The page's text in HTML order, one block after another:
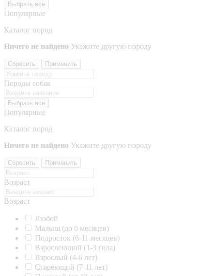
Выбрать все
Популярные
Каталог пород
Ничего не найдено Укажите другую породу
Сбросить Применить
Породы собак
Выбрать все
Популярные
Каталог пород
Ничего не найдено Укажите другую породу
Сбросить Применить
Возраст
Возраст
Любой
Малыш (до 6 месяцев)
Подросток (6-11 месяцев)
Взрослеющий (1-3 года)
Взрослый (4-6 лет)
Стареющий (7-11 лет)